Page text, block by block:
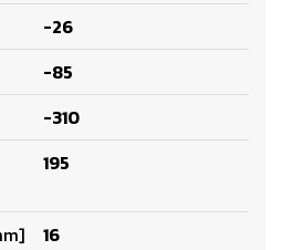
-26
-85
-310
195
16